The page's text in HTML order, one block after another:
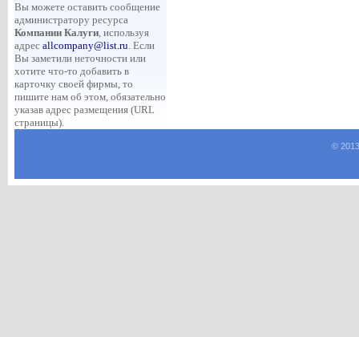
Вы можете оставить сообщение
администратору ресурса
Компании Калуги, используя
адрес allcompany@list.ru. Если
Вы заметили неточности или
хотите что-то добавить в
карточку своей фирмы, то
пишите нам об этом, обязательно
указав адрес размещения (URL
страницы).
©